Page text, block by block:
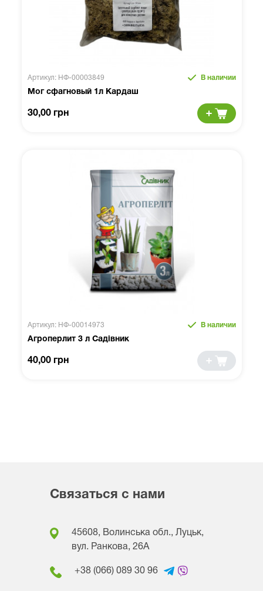
Артикул: НФ-00003849 В наличии
Мог сфагновый 1л Кардаш
30,00 грн
Артикул: НФ-00014973 В наличии
Агроперлит 3 л Садівник
40,00 грн
Связаться с нами
45608, Волинська обл., Луцьк,
вул. Ранкова, 26A
+38 (066) 089 30 96